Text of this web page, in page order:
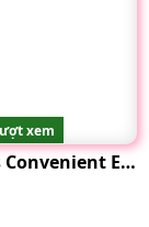
xem
The Towns Convenient Electrician